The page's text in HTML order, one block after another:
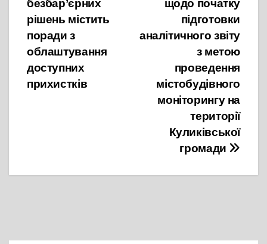
записів
щодо початку
підготовки
аналітичного звіту
з метою
проведення
містобудівного
моніторингу на
території
Куликівської
громади
безбар’єрних
рішень містить
поради з
облаштування
доступних
прихистків